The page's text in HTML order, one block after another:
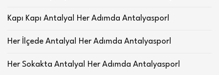
Kapı Kapı Antalya! Her Adımda Antalyaspor!
Her İlçede Antalya! Her Adımda Antalyaspor!
Her Sokakta Antalya! Her Adımda Antalyaspor!